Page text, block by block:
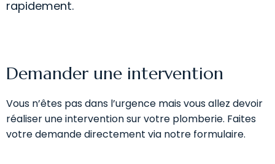
rapidement.
Demander une intervention
Vous n’êtes pas dans l’urgence mais vous allez devoir
réaliser une intervention sur votre plomberie. Faites
votre demande directement via notre formulaire.